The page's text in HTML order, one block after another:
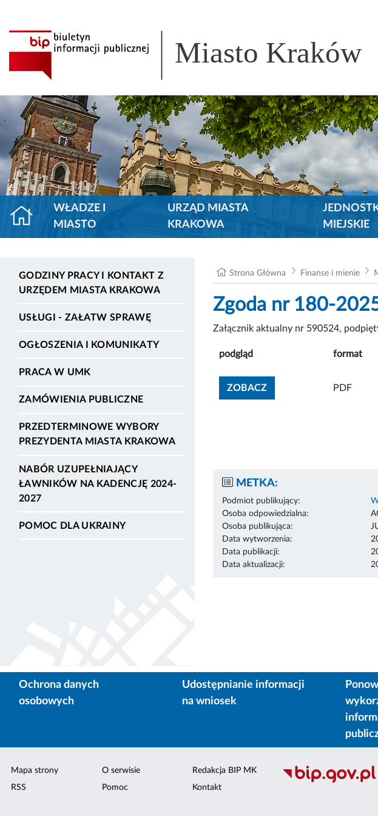
Miasto Kraków
WŁADZE I
MIASTO
URZĄD MIASTA
KRAKOWA
MIEJSKIE
GODZINY PRACY I KONTAKT Z
URZĘDEM MIASTA KRAKOWA
USŁUGI - ZAŁATW SPRAWĘ
OGŁOSZENIA I KOMUNIKATY
PRACA W UMK
ZAMÓWIENIA PUBLICZNE
PRZEDTERMINOWE WYBORY
PREZYDENTA MIASTA KRAKOWA
NABÓR UZUPEŁNIAJĄCY
ŁAWNIKÓW NA KADENCJĘ 2024-
2027
POMOC DLA UKRAINY
Strona Główna Finanse i mienie
Zgoda nr 180-
Załącznik aktualny nr 590524,
podgląd format
ZOBACZZOBACZ ZAŁĄCZNIK
PDF
METKA:
Podmiot publikujący:
Osoba odpowiedzialna:
Osoba publikująca:
Data wytworzenia:
Data publikacji:
Data aktualizacji:
Ochrona danych
osobowych
Udostępnianie informacji
na wniosek
Mapa strony
RSS
O serwisie
Pomoc
Redakcja BIP MK
Kontakt